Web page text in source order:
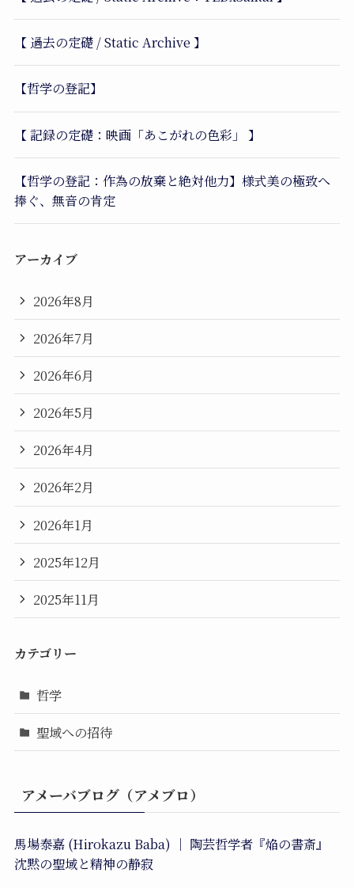
【 過去の定礎 / Static Archive 】
【哲学の登記】
【 記録の定礎：映画「あこがれの色彩」 】
【哲学の登記：作為の放棄と絶対他力】様式美の極致へ
捧ぐ、無音の肯定
アーカイブ
2026年8月
2026年7月
2026年6月
2026年5月
2026年4月
2026年2月
2026年1月
2025年12月
2025年11月
カテゴリー
哲学
聖域への招待
アメーバブログ（アメブロ）
馬場泰嘉 (Hirokazu Baba) ｜ 陶芸哲学者『焔の書斎』
沈黙の聖域と精神の静寂